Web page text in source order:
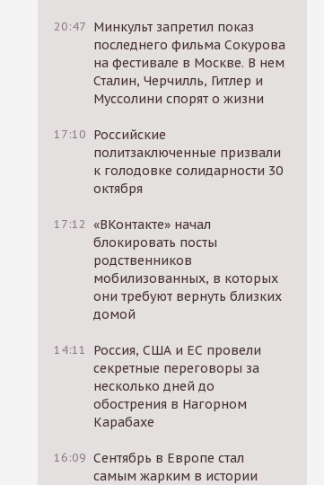
20:47 Минкульт запретил показ
последнего фильма Сокурова
на фестивале в Москве. В нем
Сталин, Черчилль, Гитлер и
Муссолини спорят о жизни
17:10 Российские
политзаключенные призвали
к голодовке солидарности 30
октября
17:12 «ВКонтакте» начал
блокировать посты
родственников
мобилизованных, в которых
они требуют вернуть близких
домой
14:11
Россия, США и ЕС провели
секретные переговоры за
несколько дней до
обострения в Нагорном
Карабахе
16:09 Сентябрь в Европе стал
самым жарким в истории